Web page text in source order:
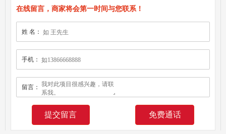
在线留言，商家将会第一时间与您联系！
姓 名：
手机：
留言：
免费通话